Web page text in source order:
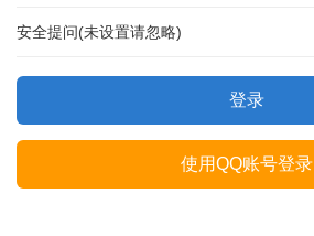
安全提问(未设置请忽略)
登录
使用QQ账号登录